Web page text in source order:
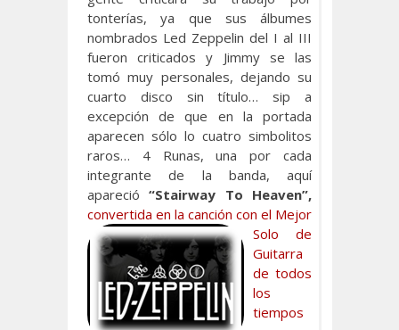
tonterías, ya que sus álbumes
nombrados Led Zeppelin del I al III
fueron criticados y Jimmy se las
tomó muy personales, dejando su
cuarto disco sin título… sip a
excepción de que en la portada
aparecen sólo lo cuatro simbolitos
raros… 4 Runas, una por cada
integrante de la banda, aquí
apareció“Stairway To Heaven”,
convertida en la canción con el Mejor
Solo de
Guitarra
de todos
los
tiempos